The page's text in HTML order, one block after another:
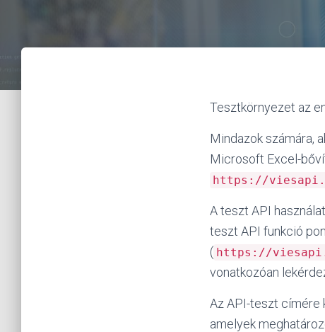
Tesztkörnyezet az
Mindazok számára,
Microsoft Excel-
https://
A teszt API
teszt API funkció
( https://
vonatkozóan
Az API-teszt címére
amelyek